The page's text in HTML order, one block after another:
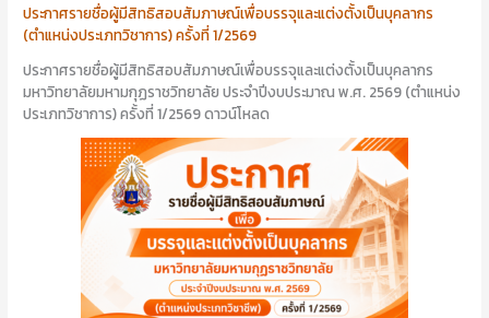
ประกาศรายชื่อผู้มีสิทธิสอบสัมภาษณ์เพื่อบรรจุและแต่งตั้งเป็นบุคลากร
(ตำแหน่งประเภทวิชาการ) ครั้งที่ 1/2569
ประกาศรายชื่อผู้มีสิทธิสอบสัมภาษณ์เพื่อบรรจุและแต่งตั้งเป็นบุคลากร
มหาวิทยาลัยมหามกุฏราชวิทยาลัย ประจำปีงบประมาณ พ.ศ. 2569 (ตำแหน่ง
ประเภทวิชาการ) ครั้งที่ 1/2569 ดาวน์โหลด